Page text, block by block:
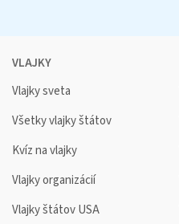
VLAJKY
Vlajky sveta
Všetky vlajky štátov
Kvíz na vlajky
Vlajky organizácií
Vlajky štátov USA